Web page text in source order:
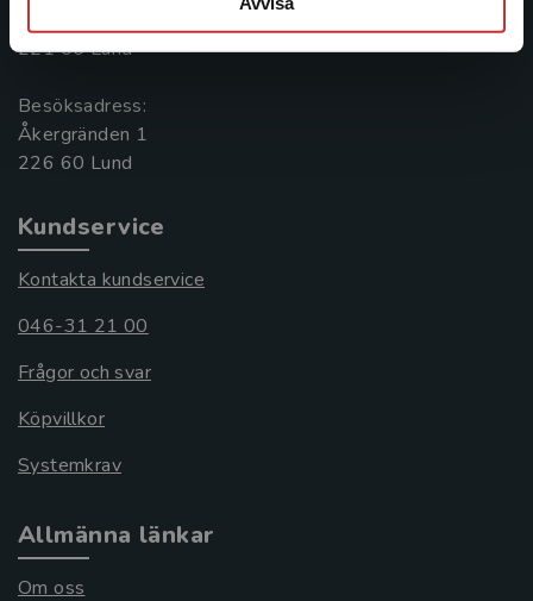
221 00 Lund
Besöksadress:
Åkergränden 1
Kundservice
Kontakta kundservice
046-31 21 00
Frågor och svar
Köpvillkor
Systemkrav
Allmänna länkar
Om oss